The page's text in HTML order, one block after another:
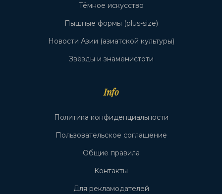
Тёмное искусство
Пышные формы (plus-size)
Новости Азии (азиатской культуры)
Звёзды и знаменистоти
Info
Политика конфиденциальности
Пользовательское соглашение
Общие правила
Контакты
Для рекламодателей